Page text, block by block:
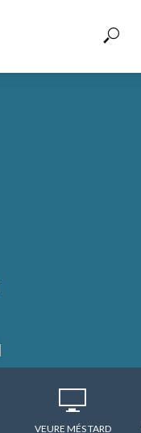
VEURE MÉS TARD